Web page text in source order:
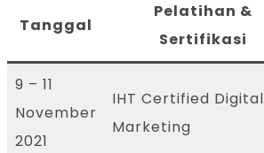
Tanggal
Pelatihan &
Sertifikasi
9 – 11
November
2021
IHT Certified Digital
Marketing